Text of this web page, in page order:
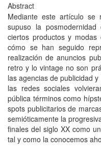
Abstract
Mediante este artículo
supuso la
ciertos productos y
cómo se han seguido
realización de anuncios
retro y lo vintage no son
las agencias de publicidad
las redes sociales
pública términos como
spots publicitarios de
semióticamente la
finales del siglo XX como
tal y como la conocemos